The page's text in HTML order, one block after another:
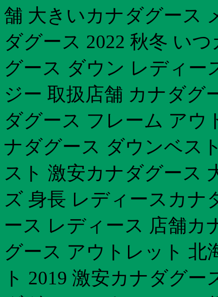
舗 大きいカナダグース
ダグース 2022 秋冬 い
グース ダウン レディー
ジー 取扱店舗 カナダグ
ダグース フレーム アウ
ナダグース ダウンベス
スト 激安カナダグース
ズ 身長 レディースカナ
ース レディース 店舗カ
グース アウトレット 北
ト 2019 激安カナダグ